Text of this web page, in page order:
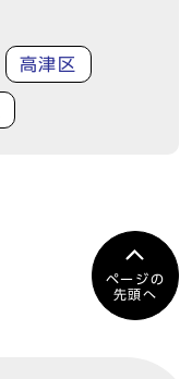
高津区
ページの
先頭へ